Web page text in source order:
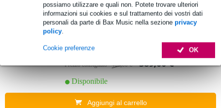
possiamo utilizzare e quali non. Potete trovare ulteriori
informazioni sui cookies e sul trattamento dei vostri dati
personali da parte di Bax Music nella sezione privacy
policy.
OK
Cookie preferenze
3 Valutazioni
Prezzo consigliato 466,00 € 389,00 €
Disponibile
Aggiungi al carrello